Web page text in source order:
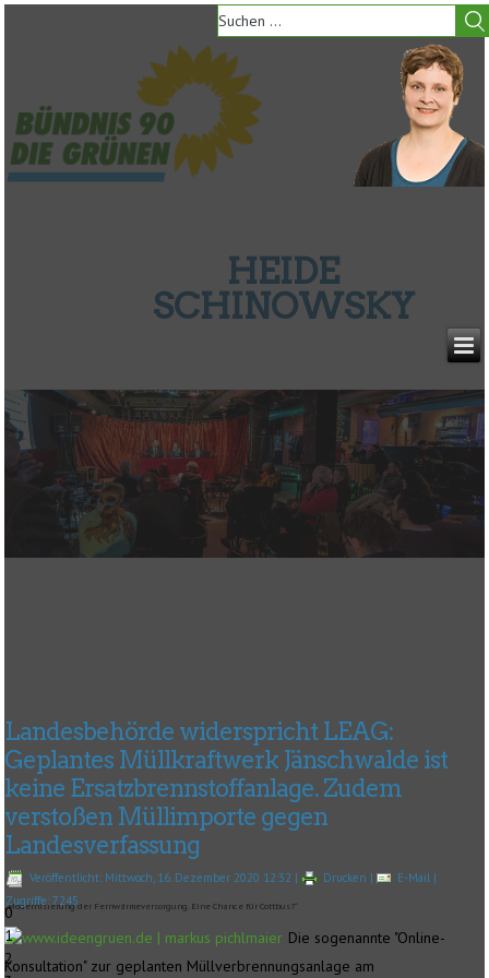
HEIDE
SCHINOWSKY
„Modernisierung der Fernwärmeversorgung. Eine Chance für Cottbus?“
0
1
2
Landesbehörde widerspricht LEAG:
Geplantes Müllkraftwerk Jänschwalde ist
keine Ersatzbrennstoffanlage. Zudem
verstoßen Müllimporte gegen
Landesverfassung
Veröffentlicht: Mittwoch, 16. Dezember 2020 12:32 | Drucken | E-Mail |
Zugriffe: 7245
Die sogenannte "Online-
Konsultation" zur geplanten Müllverbrennungsanlage am